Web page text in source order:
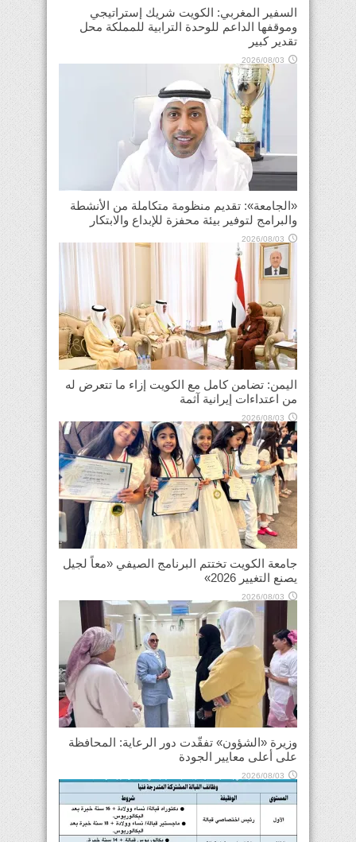
السفير المغربي: الكويت شريك إستراتيجي
وموقفها الداعم للوحدة الترابية للمملكة محل
تقدير كبير
2026/08/03
«الجامعة»: تقديم منظومة متكاملة من الأنشطة
والبرامج لتوفير بيئة محفزة للإبداع والابتكار
2026/08/03
اليمن: تضامن كامل مع الكويت إزاء ما تتعرض له
من اعتداءات إيرانية آثمة
2026/08/03
جامعة الكويت تختتم البرنامج الصيفي «معاً لجيل
يصنع التغيير 2026»
2026/08/03
وزيرة «الشؤون» تفقّدت دور الرعاية: المحافظة
على أعلى معايير الجودة
2026/08/03